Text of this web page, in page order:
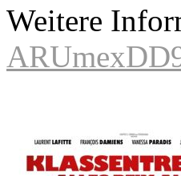
Weitere